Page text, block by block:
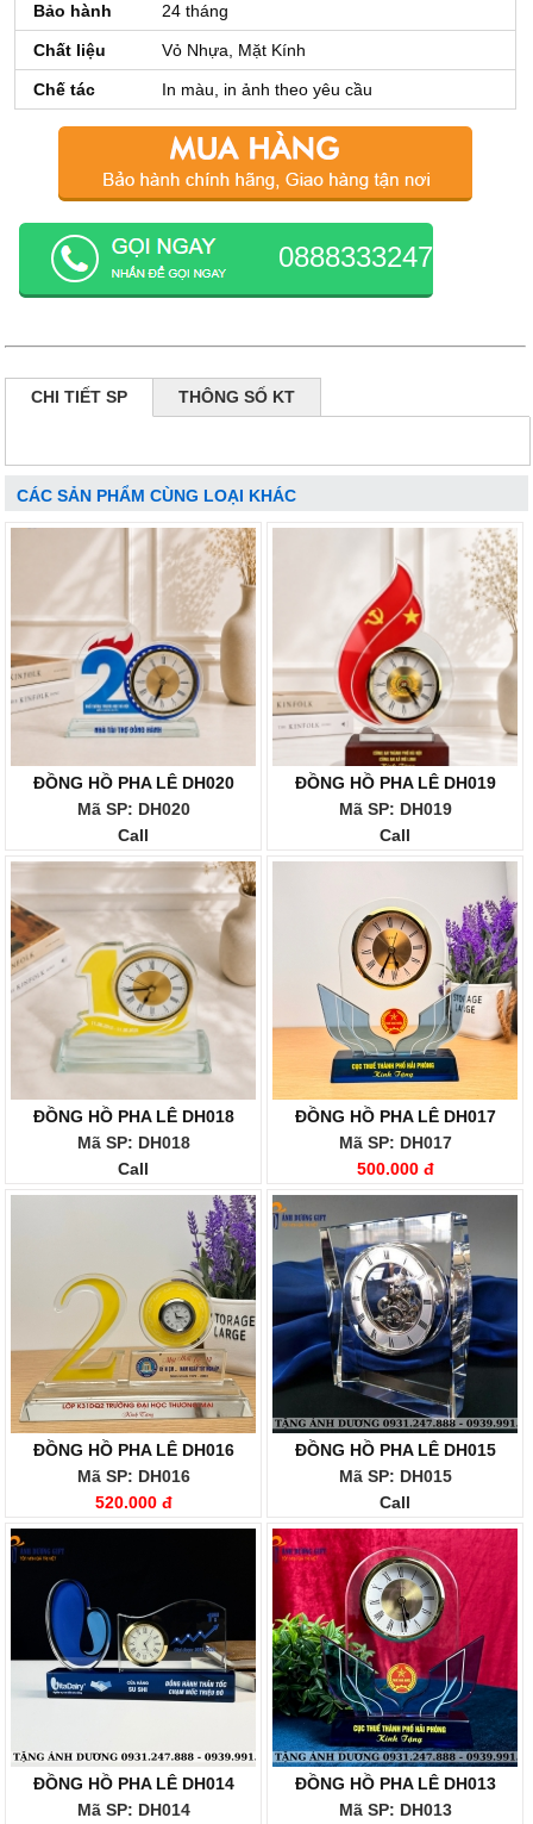
Bảo hành 24 tháng
Chất liệu Vỏ Nhựa, Mặt Kính
Chế tác In màu, in ảnh theo yêu cầu
0888333247
CHI TIẾT SP THÔNG SỐ KT
CÁC SẢN PHẨM CÙNG LOẠI KHÁC
ĐỒNG HỒ PHA LÊ DH020
Mã SP: DH020
Call
ĐỒNG HỒ PHA LÊ DH019
Mã SP: DH019
Call
ĐỒNG HỒ PHA LÊ DH018
Mã SP: DH018
Call
ĐỒNG HỒ PHA LÊ DH017
Mã SP: DH017
500.000 đ
ĐỒNG HỒ PHA LÊ DH016
Mã SP: DH016
520.000 đ
ĐỒNG HỒ PHA LÊ DH015
Mã SP: DH015
Call
ĐỒNG HỒ PHA LÊ DH014
Mã SP: DH014
ĐỒNG HỒ PHA LÊ DH013
Mã SP: DH013